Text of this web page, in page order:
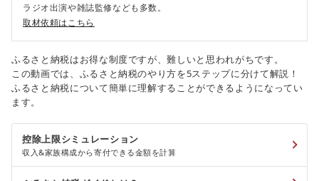
ラジオ出演や雑誌監修なども多数。
取材依頼はこちら
ふるさと納税はお得な制度ですが、難しいと思われがちです。
この動画では、ふるさと納税のやり方を5ステップに分けて解説！
ふるさと納税について簡単に理解することができるようになってい
ます。
控除上限シミュレーション
収入&家族構成から寄付できる金額を計算